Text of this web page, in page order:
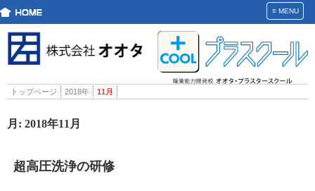
≡MENU
トップページ 2018年 11月
月: 2018年11月
超高圧洗浄の研修